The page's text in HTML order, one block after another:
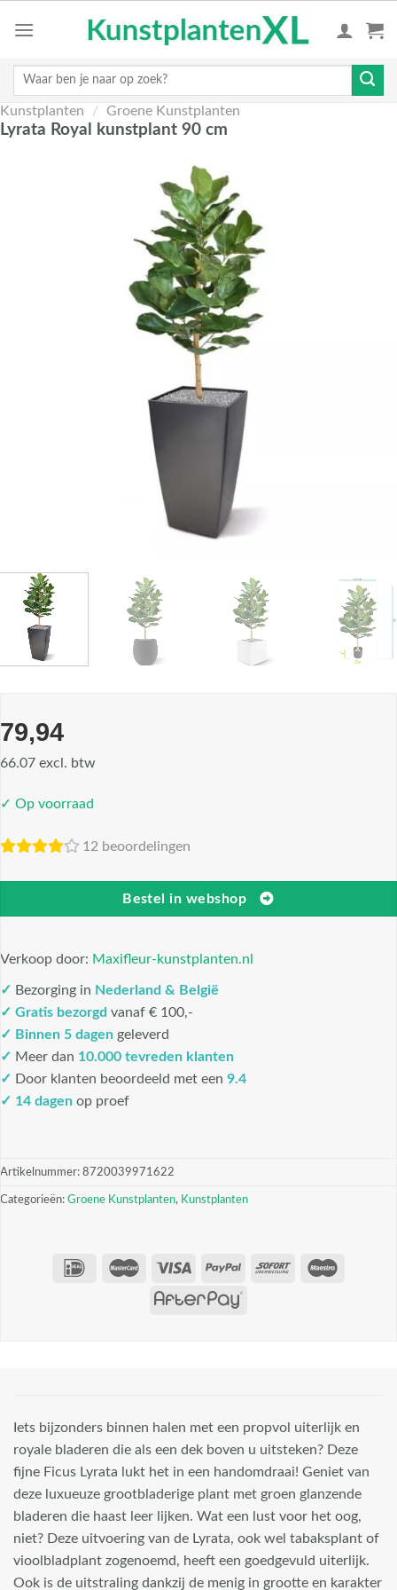
Zoeken
Kunstplanten / Groene Kunstplanten
Lyrata Royal kunstplant 90 cm
79,94
66.07 excl. btw
✓ Op voorraad
12 beoordelingen
Bestel in webshop
Verkoop door: Maxifleur-kunstplanten.nl
✓ Bezorging in Nederland & België
✓ Gratis bezorgd vanaf € 100,-
✓ Binnen 5 dagen geleverd
✓ Meer dan 10.000 tevreden klanten
✓ Door klanten beoordeeld met een 9.4
✓ 14 dagen op proef
Artikelnummer: 8720039971622
Categorieën: Groene Kunstplanten, Kunstplanten
Iets bijzonders binnen halen met een propvol uiterlijk en
royale bladeren die als een dek boven u uitsteken? Deze
fijne Ficus Lyrata lukt het in een handomdraai! Geniet van
deze luxueuze grootbladerige plant met groen glanzende
bladeren die haast leer lijken. Wat een lust voor het oog,
niet? Deze uitvoering van de Lyrata, ook wel tabaksplant of
vioolbladplant zogenoemd, heeft een goedgevuld uiterlijk.
Ook is de uitstraling dankzij de menig in grootte en karakter